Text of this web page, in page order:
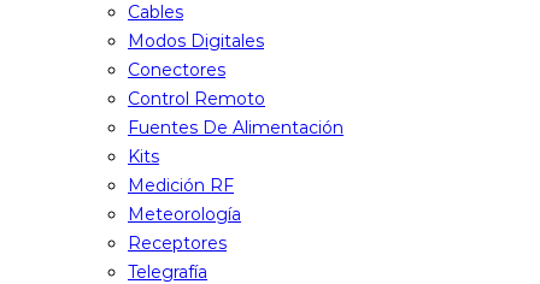
Cables
Modos Digitales
Conectores
Control Remoto
Fuentes De Alimentación
Kits
Medición RF
Meteorología
Receptores
Telegrafía